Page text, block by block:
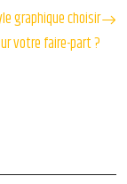
graphique choisir
votre faire-part ?